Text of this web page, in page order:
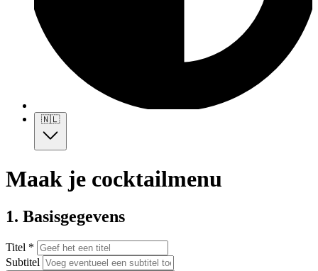
🇳🇱
Maak je cocktailmenu
1. Basisgegevens
Titel *
Subtitel